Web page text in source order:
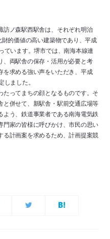
訪ノ森駅西駅舎は、それぞれ明治
的価値の高い建築物であり、平成
ています。堺市では、南海本線連
、両駅舎の保存・活用が必要と考
を求める強い声をいただき、平成
ました。
ってまちの顔となるものです。そ
と併せて、新駅舎・駅前交通広場等
う、鉄道事業者である南海電気鉄
門家の皆様に呼びかけ、市民の思い
る計画案を求めるため、計画提案競